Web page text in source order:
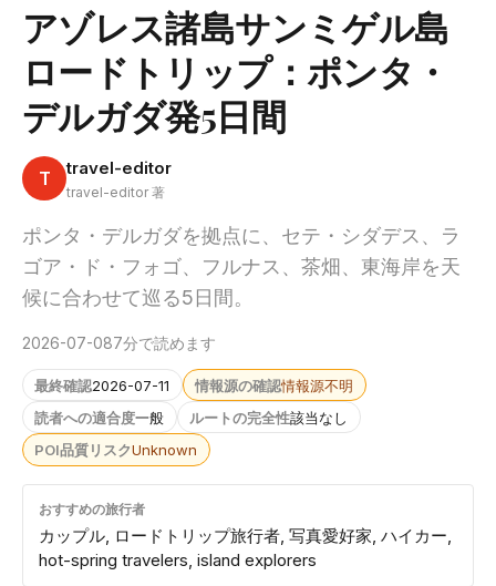
アゾレス諸島サンミゲル島
ロードトリップ：ポンタ・
デルガダ発5日間
T travel-editor
travel-editor 著
ポンタ・デルガダを拠点に、セテ・シダデス、ラ
ゴア・ド・フォゴ、フルナス、茶畑、東海岸を天
候に合わせて巡る5日間。
2026-07-087分で読めます
最終確認2026-07-11 情報源の確認情報源不明
読者への適合度一般 ルートの完全性該当なし
POI品質リスクUnknown
おすすめの旅行者
カップル, ロードトリップ旅行者, 写真愛好家, ハイカー,
hot-spring travelers, island explorers